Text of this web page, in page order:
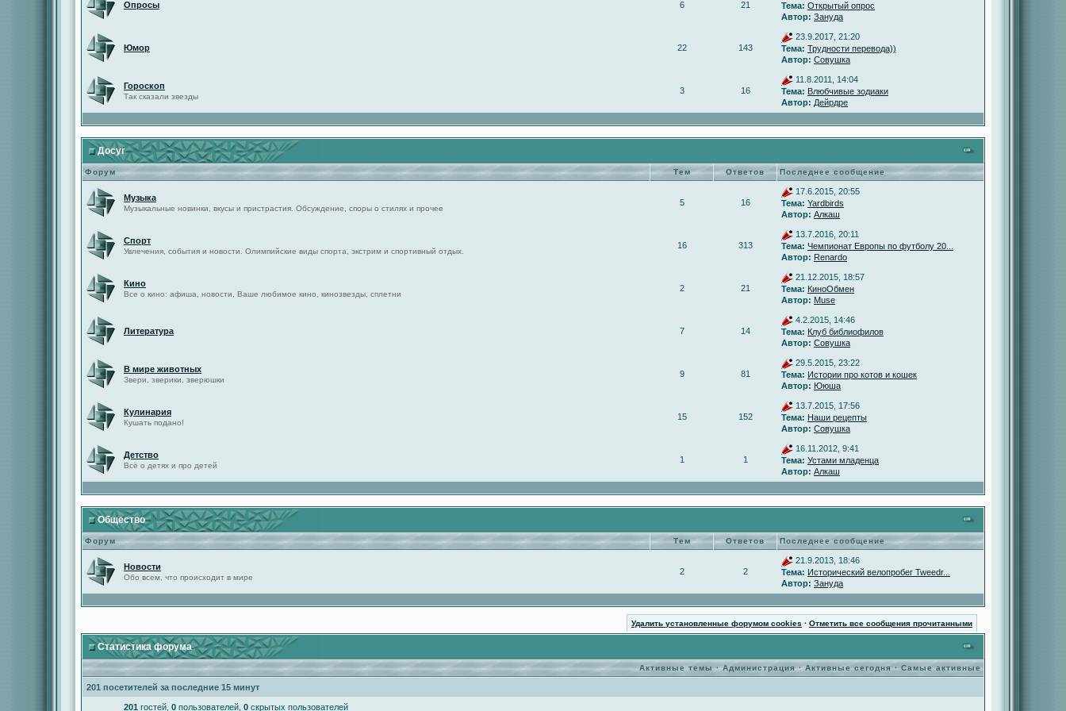
Опросы 6 21
Тема: Открытый опрос
Автор: Зануда
Юмор 22 143
23.9.2017, 21:20
Тема: Трудности перевода))
Автор: Совушка
Гороскоп
Так сказали звезды
3 16
11.8.2011, 14:04
Тема: Влюбчивые зодиаки
Автор: Дейрдре
Досуг
Форум Тем Ответов Последнее сообщение
Музыка
Музыкальные новинки, вкусы и пристрастия. Обсуждение, споры о стилях и прочее
5 16
17.6.2015, 20:55
Тема: Yardbirds
Автор: Алкаш
Спорт
Увлечения, события и новости. Олимпийские виды спорта, экстрим и спортивный отдых.
16 313
13.7.2016, 20:11
Тема: Чемпионат Европы по футболу 20...
Автор: Renardo
Кино
Все о кино: афиша, новости, Ваше любимое кино, кинозвезды, сплетни
2 21
21.12.2015, 18:57
Тема: КиноОбмен
Автор: Muse
Литература 7 14
4.2.2015, 14:46
Тема: Клуб библиофилов
Автор: Совушка
В мире животных
Звери, зверики, зверюшки
9 81
29.5.2015, 23:22
Тема: Истории про котов и кошек
Автор: Ююша
Кулинария
Кушать подано!
15 152
13.7.2015, 17:56
Тема: Наши рецепты
Автор: Совушка
Детство
Всё о детях и про детей
1 1
16.11.2012, 9:41
Тема: Устами младенца
Автор: Алкаш
Общество
Форум Тем Ответов Последнее сообщение
Новости
Обо всем, что происходит в мире
2 2
21.9.2013, 18:46
Тема: Исторический велопробег Tweedr...
Автор: Зануда
Удалить установленные форумом cookies · Отметить все сообщения прочитанными
Статистика форума
Активные темы·Администрация·Активные сегодня · Самые активные
201 посетителей за последние 15 минут
201 гостей, 0 пользователей, 0 скрытых пользователей